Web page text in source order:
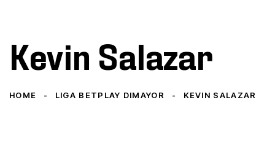
Kevin Salazar
HOME LIGA BETPLAY DIMAYOR KEVIN SALAZAR